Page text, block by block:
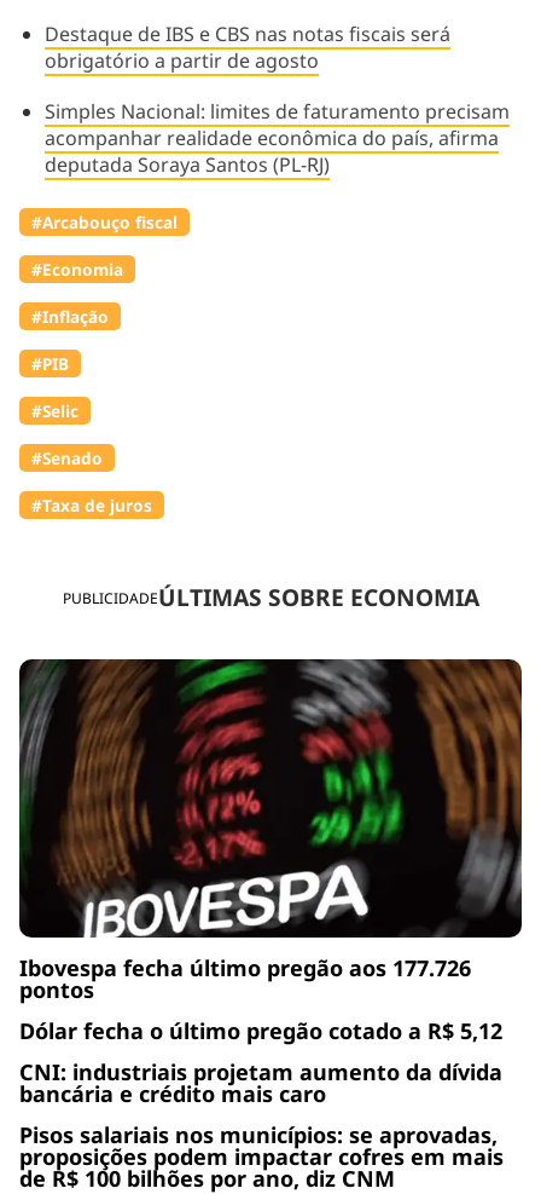
PUBLICIDADEÚLTIMAS SOBRE ECONOMIA
Ibovespa fecha último pregão aos 177.726
pontos
Dólar fecha o último pregão cotado a R$ 5,12
CNI: industriais projetam aumento da dívida
bancária e crédito mais caro
Pisos salariais nos municípios: se aprovadas,
proposições podem impactar cofres em mais
de R$ 100 bilhões por ano, diz CNM
Destaque de IBS e CBS nas notas fiscais será
obrigatório a partir de agosto
Simples Nacional: limites de faturamento precisam
acompanhar realidade econômica do país, afirma
deputada Soraya Santos (PL-RJ)
#Arcabouço fiscal
#Economia
#Inflação
#PIB
#Selic
#Senado
#Taxa de juros